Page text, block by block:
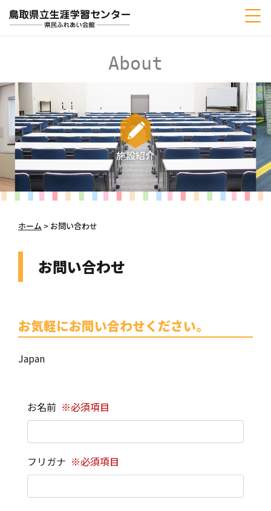
About
施設紹介
ホーム > お問い合わせ
お問い合わせ
お気軽にお問い合わせください。
Japan
お名前 ※必須項目
フリガナ ※必須項目